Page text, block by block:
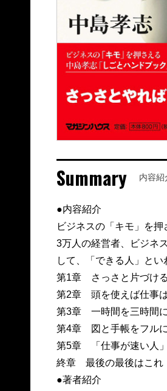
Summary 内容紹
●内容紹介
ビジネスの「キモ」を
3万人の経営者、ビジネ
して、「できる人」と
第1章 さっさと片づける
第2章 頭を使えば仕事は
第3章 一時間を三時間に
第4章 図と手帳をフルに
第5章 「仕事が速い人」
終章 最後の最後はこれ
●著者紹介